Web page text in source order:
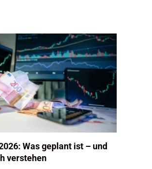
Was geplant ist – und
verstehen